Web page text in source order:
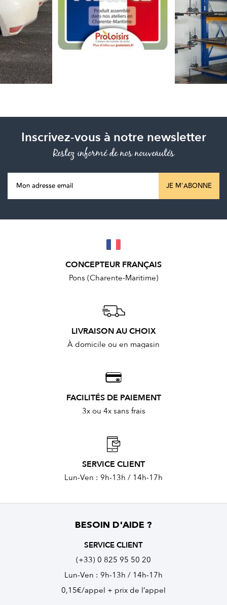
Inscrivez-vous à notre newsletter
Restez informé de nos nouveautés
JE M'ABONNE
CONCEPTEUR FRANÇAIS
Pons (Charente-Maritime)
LIVRAISON AU CHOIX
À domicile ou en magasin
FACILITÉS DE PAIEMENT
3x ou 4x sans frais
SERVICE CLIENT
Lun-Ven : 9h-13h / 14h-17h
BESOIN D'AIDE ?
SERVICE CLIENT
(+33) 0 825 95 50 20
Lun-Ven : 9h-13h / 14h-17h
0,15€/appel + prix de l’appel